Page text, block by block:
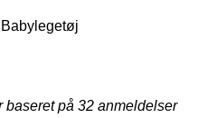
baseret på 32 anmeldelser